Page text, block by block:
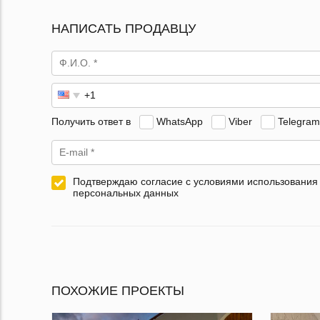
НАПИСАТЬ ПРОДАВЦУ
Получить ответ в WhatsApp Viber Telegram
Подтверждаю согласие с условиями использования
персональных данных
ПОХОЖИЕ ПРОЕКТЫ